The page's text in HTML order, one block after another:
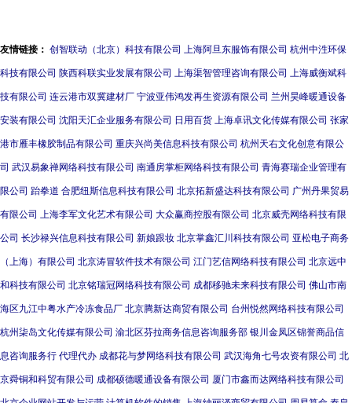
友情链接： 创智联动（北京）科技有限公司 上海阿旦东服饰有限公司 杭州中泩环保
科技有限公司 陕西科联实业发展有限公司 上海渠智管理咨询有限公司 上海威衡斌科
技有限公司 连云港市双冀建材厂 宁波亚伟鸿发再生资源有限公司 兰州昊峰暖通设备
安装有限公司 沈阳天汇企业服务有限公司 日用百货 上海卓讯文化传媒有限公司 张家
港市雁丰橡胶制品有限公司 重庆兴尚美信息科技有限公司 杭州天右文化创意有限公
司 武汉易象禅网络科技有限公司 南通房掌柜网络科技有限公司 青海赛瑞企业管理有
限公司 跆拳道 合肥纽斯信息科技有限公司 北京拓新盛达科技有限公司 广州丹果贸易
有限公司 上海李军文化艺术有限公司 大众赢商控股有限公司 北京威壳网络科技有限
公司 长沙禄兴信息科技有限公司 新娘跟妆 北京掌鑫汇川科技有限公司 亚松电子商务
（上海）有限公司 北京涛冒软件技术有限公司 江门艺信网络科技有限公司 北京远中
和科技有限公司 北京铭瑞冠网络科技有限公司 成都移驰未来科技有限公司 佛山市南
海区九江中粤水产冷冻食品厂 北京腾新达商贸有限公司 台州悦然网络科技有限公司
杭州柒岛文化传媒有限公司 渝北区芬拉商务信息咨询服务部 银川金凤区锦誉商品信
息咨询服务行 代理代办 成都花与梦网络科技有限公司 武汉海角七号农资有限公司 北
京舜铜和科贸有限公司 成都硕德暖通设备有限公司 厦门市鑫而达网络科技有限公司